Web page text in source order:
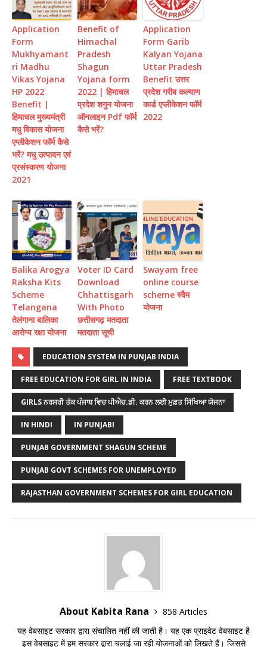
Application
Form
Mukhyamant
ri Madhu
Vikas Yojana
HP 2022
Benefit |
हिमाचल मुख्यमंत्री
मधु विकास योजना
एप्लीकेशन फॉर्म कैसे
भरें? मधु उत्पादन एवं
प्रसंस्करण योजना
2021
Benefit of
Himachal
Pradesh
Shagun
Yojana form
2022 | हिमाचल
प्रदेश शगुन योजना
ऑनलाइन Pdf फॉर्म
कैसे भरें?
Application
Form Garib
Kalyan Yojana
Uttar Pradesh
Benefit उत्तर
प्रदेश गरीब कल्याण
कार्ड एप्लीकेशन फॉर्म
2022
Balika Arogya
Raksha Kits
Scheme
Telangana
तेलंगाना बालिका
आरोग्य रक्षा योजना
Voter ID Card
Download
Chhattisgarh
With Photo
छत्तीसगढ़ मतदाता
मतदाता सूची
Swayam free
online course
scheme स्वैम
योजना
EDUCATION SYSTEM IN PUNJAB INDIA
FREE EDUCATION FOR GIRL IN INDIA FREE TEXTBOOK
GIRLS ਨਰਸਰੀ ਤੱਕ ਪੰਜਾਬ ਵਿਚ ਪੀਐਚ.ਡੀ. ਕਰਨ ਲਈ ਮੁਫ਼ਤ ਸਿੱਖਿਆ ਯੋਜਨਾ
IN HINDI IN PUNJABI
PUNJAB GOVERNMENT SHAGUN SCHEME
PUNJAB GOVT SCHEMES FOR UNEMPLOYED
RAJASTHAN GOVERNMENT SCHEMES FOR GIRL EDUCATION
About Kabita Rana
858 Articles
यह वेबसाइट सरकार द्वारा संचालित नहीं की जाती है। यह एक प्राइवेट वेबसाइट है
इस वेबसाइट में हम सरकार द्वारा चलाई जा रही योजनाओं को लिखते हैं। जिससे